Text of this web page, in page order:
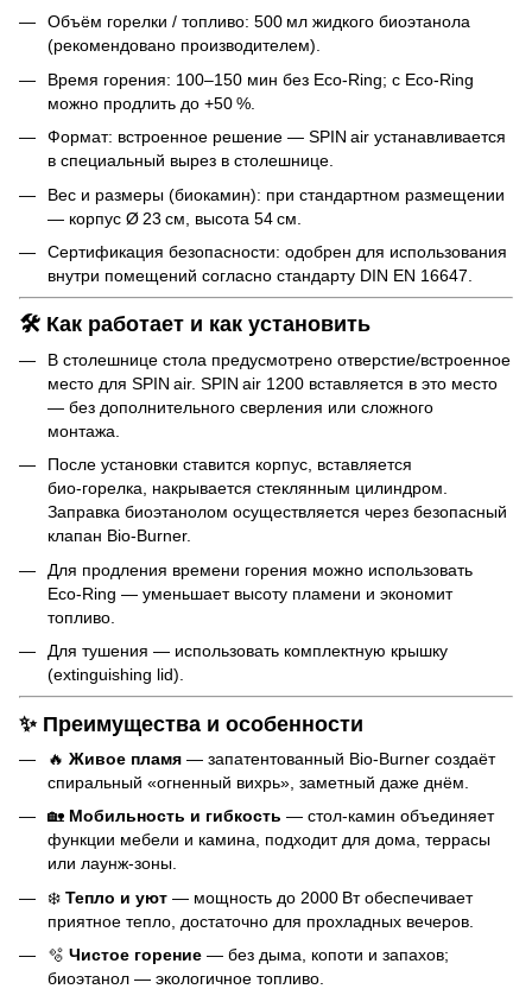
Объём горелки / топливо: 500 мл жидкого биоэтанола
(рекомендовано производителем).
Время горения: 100–150 мин без Eco‑Ring; с Eco‑Ring
можно продлить до +50 %.
Формат: встроенное решение — SPIN air устанавливается
в специальный вырез в столешнице.
Вес и размеры (биокамин): при стандартном размещении
— корпус Ø 23 см, высота 54 см.
Сертификация безопасности: одобрен для использования
внутри помещений согласно стандарту DIN EN 16647.
🛠️ Как работает и как установить
В столешнице стола предусмотрено отверстие/встроенное
место для SPIN air. SPIN air 1200 вставляется в это место
— без дополнительного сверления или сложного
монтажа.
После установки ставится корпус, вставляется
био‑горелка, накрывается стеклянным цилиндром.
Заправка биоэтанолом осуществляется через безопасный
клапан Bio‑Burner.
Для продления времени горения можно использовать
Eco‑Ring — уменьшает высоту пламени и экономит
топливо.
Для тушения — использовать комплектную крышку
(extinguishing lid).
✨ Преимущества и особенности
🔥 Живое пламя — запатентованный Bio‑Burner создаёт
спиральный «огненный вихрь», заметный даже днём.
🏡 Мобильность и гибкость — стол‑камин объединяет
функции мебели и камина, подходит для дома, террасы
или лаунж‑зоны.
❄️ Тепло и уют — мощность до 2000 Вт обеспечивает
приятное тепло, достаточно для прохладных вечеров.
🫧 Чистое горение — без дыма, копоти и запахов;
биоэтанол — экологичное топливо.